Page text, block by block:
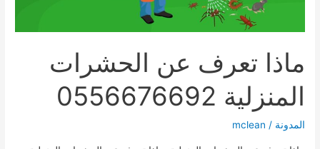
ماذا تعرف عن الحشرات
المنزلية 0556676692
المدونة /
mclean